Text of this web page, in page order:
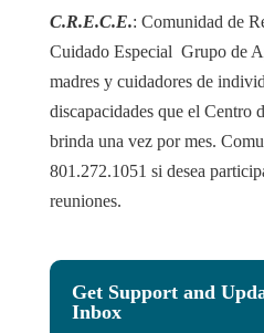
C.R.E.C.E.: Comunidad de
Cuidado Especial Grupo de
madres y cuidadores de
discapacidades que el Centro
brinda una vez por mes.
801.272.1051 si desea
reuniones.
Get Support and
Inbox